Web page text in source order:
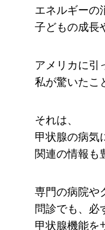
エネルギーの
子どもの成長
アメリカに引
私が驚いたこ
それは、
甲状腺の病気
関連の情報も
専門の病院や
問診でも、必
甲状腺機能を